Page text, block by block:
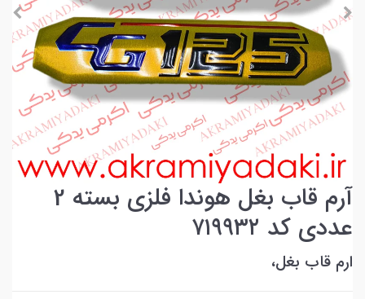
آرم قاب بغل هوندا فلزی بسته 2
عددی کد ۷۱۹۹۳۲
ارم قاب بغل،